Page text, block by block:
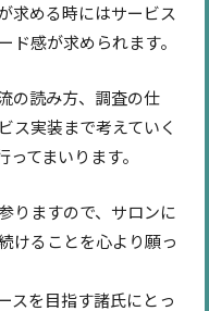
求める時にはサービス
ド感が求められます。
の読み方、調査の仕
ス実装まで考えていく
てまいります。
りますので、サロンに
けることを心より願っ
スを目指す諸氏にとっ